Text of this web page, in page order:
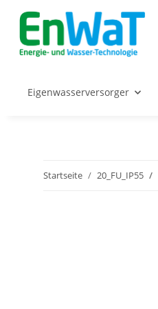
Eigenwasserversorger
Startseite 20_FU_IP55